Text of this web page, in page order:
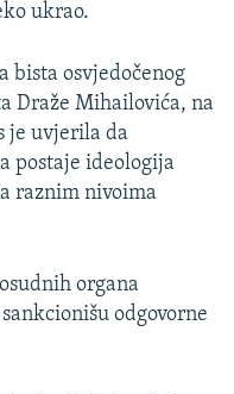
ukrao.
bista osvjedočenog
Draže Mihailovića, na
je uvjerila da
postaje ideologija
raznim nivoima
organa
odgovorne